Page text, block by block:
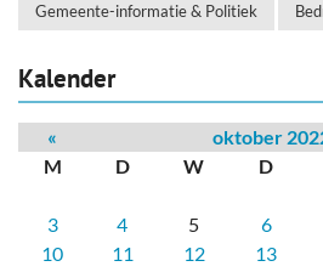
Gemeente-informatie & Politiek
Kalender
« oktober
M
D W D
3
4 5 6
10
11 12 13